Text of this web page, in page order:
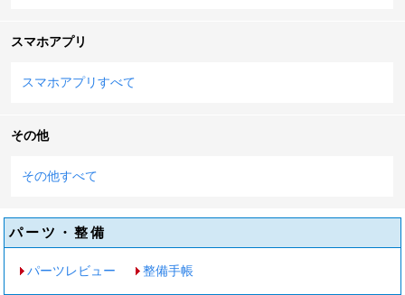
スマホアプリ
スマホアプリすべて
その他
その他すべて
パーツ・整備
パーツレビュー 整備手帳